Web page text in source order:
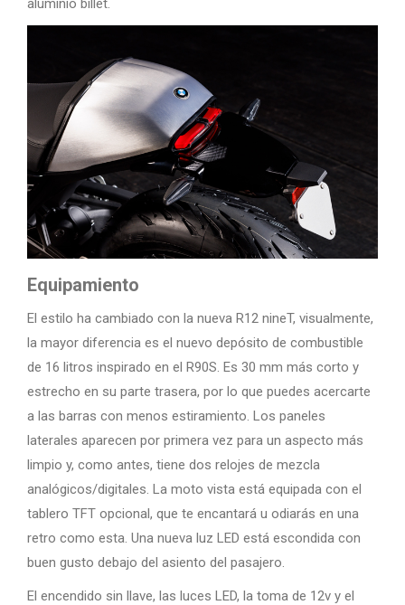
aluminio billet.
Equipamiento
El estilo ha cambiado con la nueva R12 nineT, visualmente,
la mayor diferencia es el nuevo depósito de combustible
de 16 litros inspirado en el R90S. Es 30 mm más corto y
estrecho en su parte trasera, por lo que puedes acercarte
a las barras con menos estiramiento. Los paneles
laterales aparecen por primera vez para un aspecto más
limpio y, como antes, tiene dos relojes de mezcla
analógicos/digitales. La moto vista está equipada con el
tablero TFT opcional, que te encantará u odiarás en una
retro como esta. Una nueva luz LED está escondida con
buen gusto debajo del asiento del pasajero.
El encendido sin llave, las luces LED, la toma de 12v y el